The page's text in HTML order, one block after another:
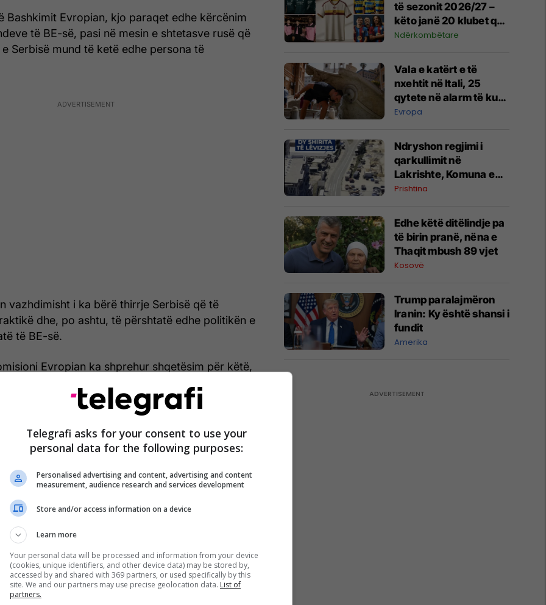
Bashkimit Evropian, kjo paraqet edhe kërcënim
të BE-së, pasi në mesin e shtetasve rusë që
Serbisë mund të ketë edhe persona të
vazhdimisht i ka bërë thirrje Serbisë që të
dhe, po ashtu, të përshtatë edhe politikën e
të BE-së.
Evropian ka shprehur shqetësim për këtë,
Serbisë i ishin dhënë edhe në raportet e
thënë zëdhënësi i BE-së për zgjerim, Guillaume
Brukseli për Kohën, Augustin Palokaj.
e vitit të shkuar u tha se, në veçanti, përfitimi i
pa viza në BE nga shtetasit rusë, përmes
serbe, paraqet kërcënime të mundshme për
Evropian", ka thënë ky zëdhënës.
në media se në mesin e rusëve që pajisen me
dhe të dyshimta me shtetësi të Serbisë mund
të rrezikshëm dhe të tillë që janë në listën e
së.
të sezonit 2026/27 –
këto janë 20 klubet që
spikatën me dizajnin e
Ndërkombëtare
Vala e katërt e të
nxehtit në Itali, 25
qytete në alarm të kuq
- probleme me
Evropa
Ndryshon regjimi i
qarkullimit në
Lakrishte, Komuna e
Prishtinës ofron
Prishtina
Edhe këtë ditëlindje pa
të birin pranë, nëna e
Thaqit mbush 89 vjet
Kosovë
Trump paralajmëron
Iranin: Ky është shansi i
fundit
Amerika
Telegrafi asks for your consent to use your
personal data for the following purposes:
Personalised advertising and content, advertising and content
measurement, audience research and services development
Store and/or access information on a device
Learn more
Your personal data will be processed and information from your device
(cookies, unique identifiers, and other device data) may be stored by,
accessed by and shared with 369 partners, or used specifically by this
site. We and our partners may use precise geolocation data. List of
partners.